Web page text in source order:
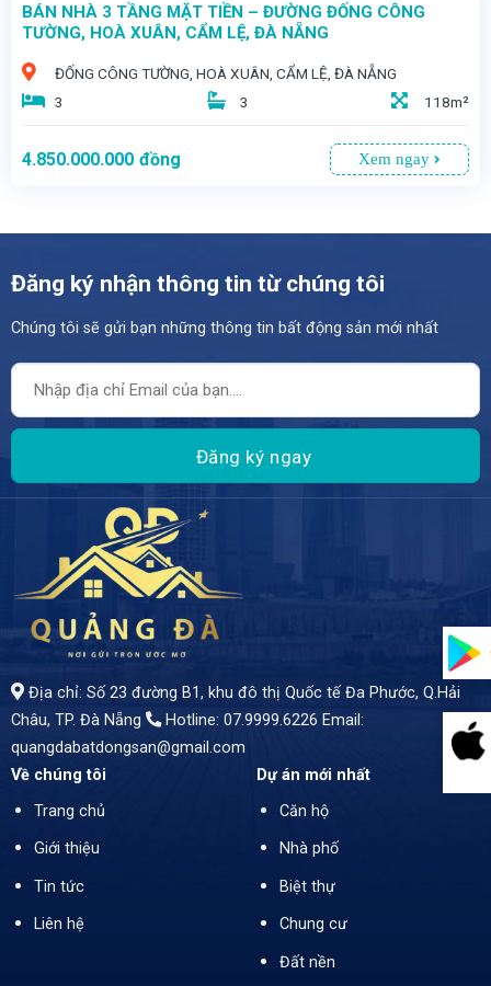
BÁN NHÀ 3 TẦNG MẶT TIỀN – ĐƯỜNG ĐỐNG CÔNG
TƯỜNG, HOÀ XUÂN, CẨM LỆ, ĐÀ NẴNG
ĐỐNG CÔNG TƯỜNG, HOÀ XUÂN, CẨM LỆ, ĐÀ NẴNG
3
3 118m²
4.850.000.000 đồng Xem ngay
Đăng ký nhận thông tin từ chúng tôi
Chúng tôi sẽ gửi bạn những thông tin bất động sản mới nhất
Địa chỉ: Số 23 đường B1, khu đô thị Quốc tế Đa Phước, Q.Hải
Châu, TP. Đà Nẵng
Hotline: 07.9999.6226 Email:
quangdabatdongsan@gmail.com
Về chúng tôi
Trang chủ
Giới thiệu
Tin tức
Liên hệ
Dự án mới nhất
Căn hộ
Nhà phố
Biệt thự
Chung cư
Đất nền